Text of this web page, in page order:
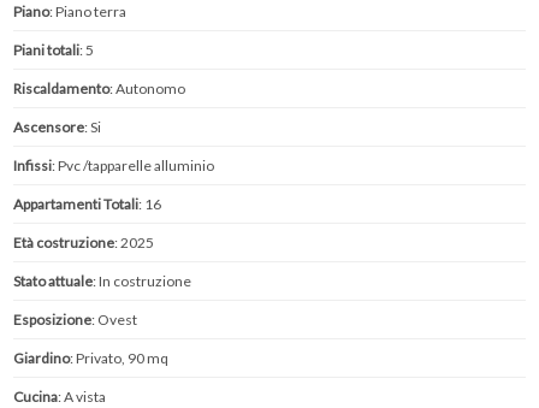
Piano: Piano terra
Piani totali: 5
Riscaldamento: Autonomo
Ascensore: Si
Infissi: Pvc /tapparelle alluminio
Appartamenti Totali: 16
Età costruzione: 2025
Stato attuale: In costruzione
Esposizione: Ovest
Giardino: Privato, 90 mq
Cucina: A vista